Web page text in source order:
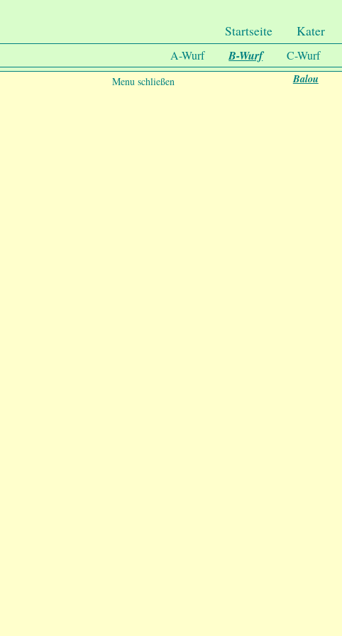
Startseite Kater
A-Wurf B-Wurf C-Wurf
Balou
Menu schließen